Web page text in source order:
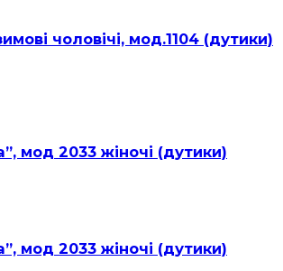
чоловічі, мод.1104 (дутики)
мод 2033 жіночі (дутики)
мод 2033 жіночі (дутики)